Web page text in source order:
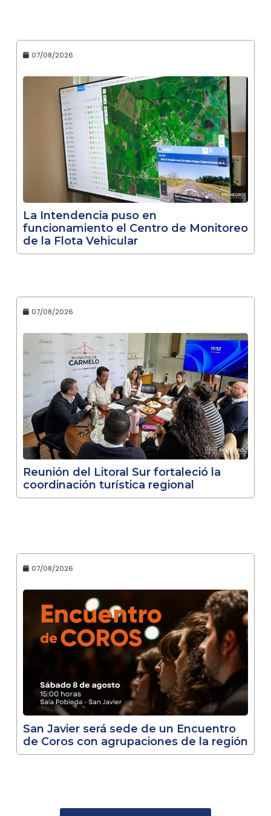
07/08/2026
La Intendencia puso en
funcionamiento el Centro de Monitoreo
de la Flota Vehicular
07/08/2026
Reunión del Litoral Sur fortaleció la
coordinación turística regional
07/08/2026
San Javier será sede de un Encuentro
de Coros con agrupaciones de la región